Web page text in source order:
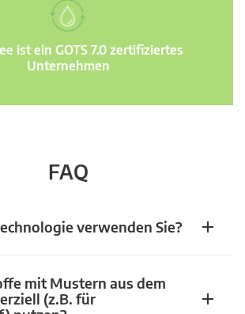
ist ein GOTS 7.0 zertifiziertes
Unternehmen
FAQ
verwenden Sie?
mit Mustern aus dem
(z.B. für